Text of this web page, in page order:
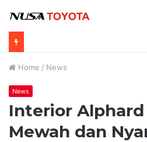
Home / News
News
Interior Alphard
Mewah dan